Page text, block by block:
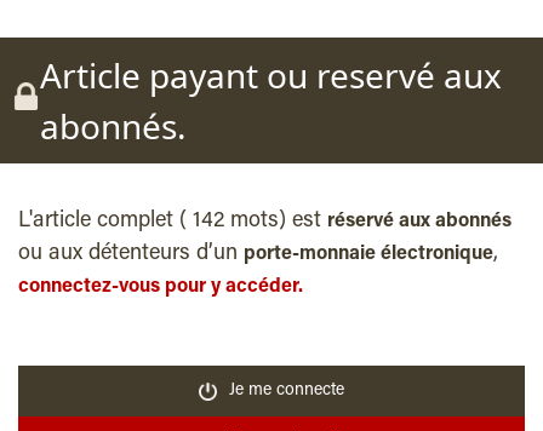
Article payant ou reservé aux
abonnés.
L'article complet ( 142 mots) est réservé aux abonnés
ou aux détenteurs d’un porte-monnaie électronique,
connectez-vous pour y accéder.
Je me connecte